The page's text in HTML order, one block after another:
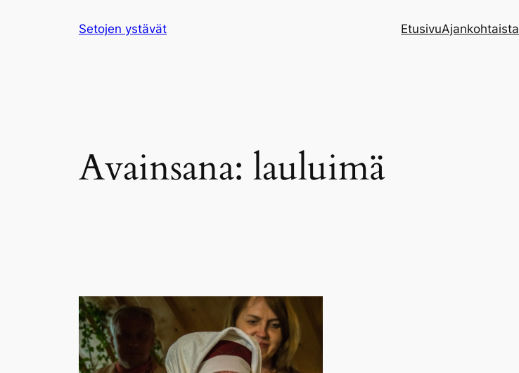
Setojen ystävät EtusivuAjankohtaista
Avainsana: lauluimä